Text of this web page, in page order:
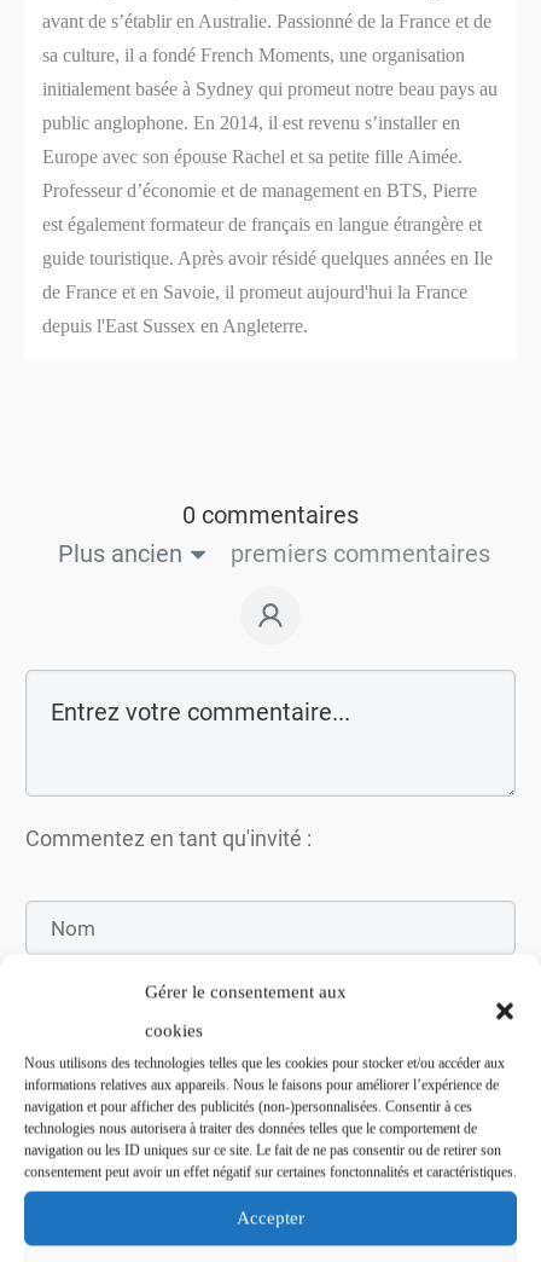
Gérer le consentement aux
cookies
Nous utilisons des technologies telles que les cookies pour stocker et/ou accéder aux
informations relatives aux appareils. Nous le faisons pour améliorer l’expérience de
navigation et pour afficher des publicités (non-)personnalisées. Consentir à ces
technologies nous autorisera à traiter des données telles que le comportement de
navigation ou les ID uniques sur ce site. Le fait de ne pas consentir ou de retirer son
consentement peut avoir un effet négatif sur certaines fonctonnalités et caractéristiques.
Accepter
avant de s’établir en Australie. Passionné de la France et de
sa culture, il a fondé French Moments, une organisation
initialement basée à Sydney qui promeut notre beau pays au
public anglophone. En 2014, il est revenu s’installer en
Europe avec son épouse Rachel et sa petite fille Aimée.
Professeur d’économie et de management en BTS, Pierre
est également formateur de français en langue étrangère et
guide touristique. Après avoir résidé quelques années en Ile
de France et en Savoie, il promeut aujourd'hui la France
depuis l'East Sussex en Angleterre.
0 commentaires
Plus ancien
premiers commentaires
Commentez en tant qu'invité :
Soumettez le commentaire